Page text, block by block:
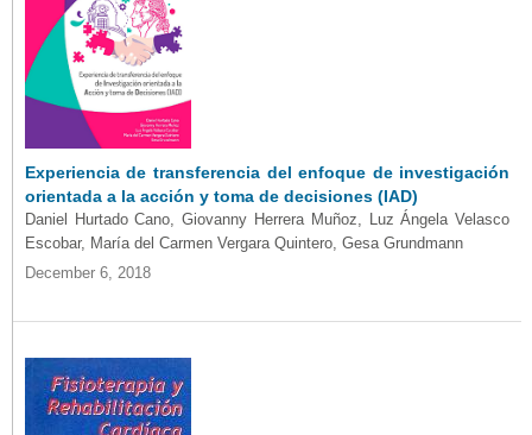
Experiencia de transferencia del enfoque de investigación
orientada a la acción y toma de decisiones (IAD)
Daniel Hurtado Cano, Giovanny Herrera Muñoz, Luz Ángela Velasco
Escobar, María del Carmen Vergara Quintero, Gesa Grundmann
December 6, 2018